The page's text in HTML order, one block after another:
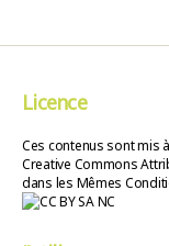
Licence
Ces contenus sont mis
Creative Commons
dans les Mêmes